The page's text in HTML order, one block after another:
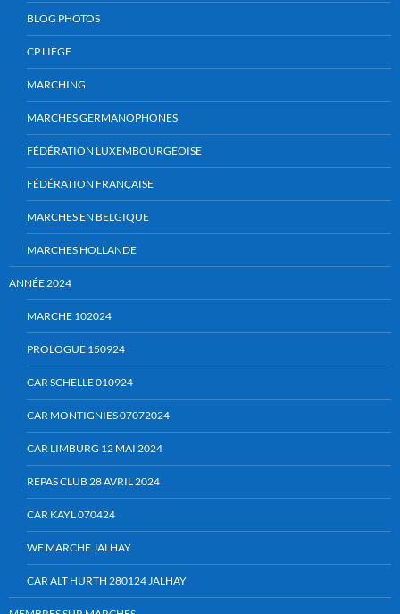
BLOG PHOTOS
CP LIÈGE
MARCHING
MARCHES GERMANOPHONES
FÉDÉRATION LUXEMBOURGEOISE
FÉDÉRATION FRANÇAISE
MARCHES EN BELGIQUE
MARCHES HOLLANDE
ANNÉE 2024
MARCHE 102024
PROLOGUE 150924
CAR SCHELLE 010924
CAR MONTIGNIES 07072024
CAR LIMBURG 12 MAI 2024
REPAS CLUB 28 AVRIL 2024
CAR KAYL 070424
WE MARCHE JALHAY
CAR ALT HURTH 280124 JALHAY